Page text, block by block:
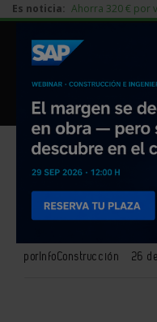
Es noticia: Ahorra 320 € por
Redes Sociales
Es noticia
Husqvarna,
del
porInfoConstrucción 26